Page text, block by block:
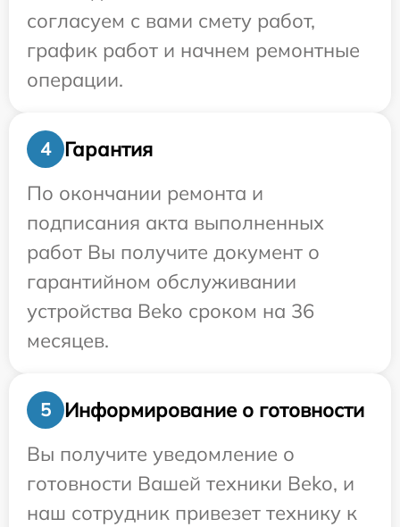
согласуем с вами смету работ,
график работ и начнем ремонтные
операции.
4
Гарантия
По окончании ремонта и
подписания акта выполненных
работ Вы получите документ о
гарантийном обслуживании
устройства Beko сроком на 36
месяцев.
5
Информирование о готовности
Вы получите уведомление о
готовности Вашей техники Beko, и
наш сотрудник привезет технику к